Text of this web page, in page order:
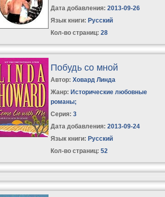
Дата добавления: 2013-09-26
Язык книги: Русский
Кол-во страниц: 28
Побудь со мной
Автор:Ховард Линда
Жанр: Исторические любовные
романы;
Серия:3
Дата добавления: 2013-09-24
Язык книги: Русский
Кол-во страниц: 52